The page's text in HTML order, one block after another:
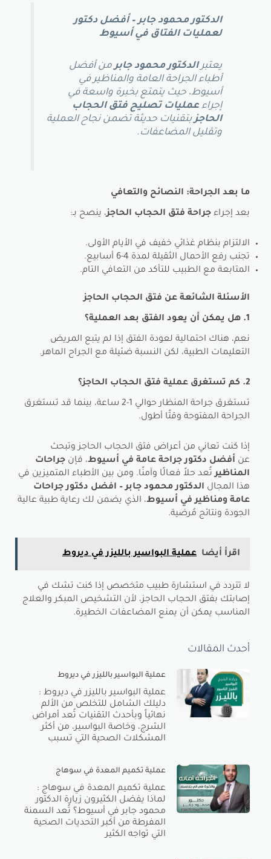
الدكتور محمود جابر – أفضل دكتور
لعمليات الفتاق في أسيوط
يعتبرالدكتور محمود جابرمن أفضل
أطباء الجراحة العامة والمناظير في
أسيوط، حيث يتمتع بخبرة واسعة في
إجراءعمليات تصليح فتق الحجاب
الحاجزبتقنيات حديثة تضمن نجاح العملية
وتقليل المضاعفات.
ما بعد الجراحة: النصائح والتعافي
بعد إجراء جراحة فتق الحجاب الحاجز، ينصح بـ:
الالتزام بنظام غذائي خفيف في الأيام الأولى.
تجنب رفع الأحمال الثقيلة لمدة 4-6 أسابيع.
المتابعة مع الطبيب للتأكد من التعافي التام.
الأسئلة الشائعة عن فتق الحجاب الحاجز
1. هل يمكن أن يعود الفتق بعد العملية؟
نعم، هناك احتمالية لعودة الفتق إذا لم يتبع المريض
التعليمات الطبية، لكن النسبة ضئيلة مع الجراح الماهر.
2. كم تستغرق عملية فتق الحجاب الحاجز؟
تستغرق جراحة المنظار حوالي 1-2 ساعة، بينما قد تستغرق
الجراحة المفتوحة وقتًا أطول.
إذا كنت تعاني من أعراض فتق الحجاب الحاجز وتبحث
عن أفضل دكتور جراحة عامة في أسيوط، فإن جراحات
المناظيرتُعد حلاً فعالًا وآمنًا. ومن بين الأطباء المتميزين في
هذا المجال الدكتور محمود جابر – افضل دكتور جراحات
عامة ومناظير في أسيوط، الذي يضمن لك رعاية طبية عالية
الجودة ونتائج مُرضية.
اقرأ أيضا عملية البواسير بالليزر في ديروط
لا تتردد في استشارة طبيب متخصص إذا كنت تشك في
إصابتك بفتق الحجاب الحاجز، لأن التشخيص المبكر والعلاج
المناسب يمكن أن يمنع المضاعفات الخطيرة.
أحدث المقالات
عملية البواسير بالليزر في ديروط
عملية البواسير بالليزر في ديروط :
دليلك الشامل للتخلص من الألم
نهائياً وبأحدث التقنيات تُعد أمراض
الشرج، وخاصة البواسير، من أكثر
المشكلات الصحية التي تسبب
عملية تكميم المعدة في سوهاج
عملية تكميم المعدة في سوهاج :
لماذا يفضل الكثيرون زيارة الدكتور
محمود جابر في أسيوط؟ تُعد السمنة
المفرطة من أكبر التحديات الصحية
التي تواجه الكثير